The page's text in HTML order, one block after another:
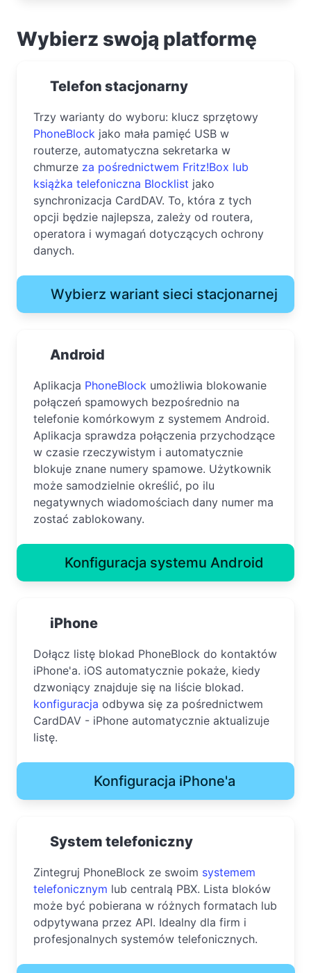
Wybierz swoją platformę
Telefon stacjonarny
Trzy warianty do wyboru: klucz sprzętowy
PhoneBlock jako mała pamięć USB w
routerze, automatyczna sekretarka w
chmurze za pośrednictwem Fritz!Box lub
książka telefoniczna Blocklist jako
synchronizacja CardDAV. To, która z tych
opcji będzie najlepsza, zależy od routera,
operatora i wymagań dotyczących ochrony
danych.
Wybierz wariant sieci stacjonarnej
Android
Aplikacja PhoneBlock umożliwia blokowanie
połączeń spamowych bezpośrednio na
telefonie komórkowym z systemem Android.
Aplikacja sprawdza połączenia przychodzące
w czasie rzeczywistym i automatycznie
blokuje znane numery spamowe. Użytkownik
może samodzielnie określić, po ilu
negatywnych wiadomościach dany numer ma
zostać zablokowany.
Konfiguracja systemu Android
iPhone
Dołącz listę blokad PhoneBlock do kontaktów
iPhone'a. iOS automatycznie pokaże, kiedy
dzwoniący znajduje się na liście blokad.
konfiguracja odbywa się za pośrednictwem
CardDAV - iPhone automatycznie aktualizuje
listę.
Konfiguracja iPhone'a
System telefoniczny
Zintegruj PhoneBlock ze swoim systemem
telefonicznym lub centralą PBX. Lista bloków
może być pobierana w różnych formatach lub
odpytywana przez API. Idealny dla firm i
profesjonalnych systemów telefonicznych.